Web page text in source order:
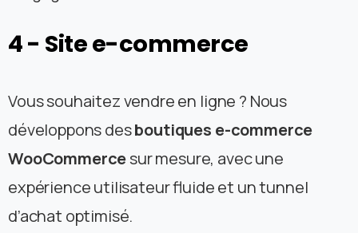
4- Sitee-commerce
Vous souhaitez vendre en ligne ? Nous
développons desboutiques e-commerce
WooCommercesur mesure, avec une
expérience utilisateur fluide et un tunnel
d’achat optimisé.